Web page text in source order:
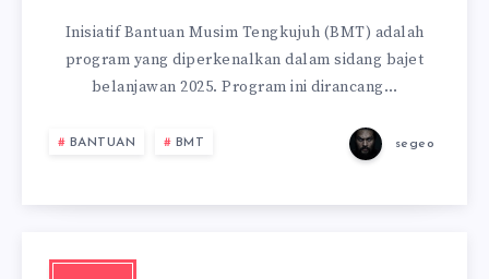
Inisiatif Bantuan Musim Tengkujuh (BMT) adalah
program yang diperkenalkan dalam sidang bajet
belanjawan 2025. Program ini dirancang…
BANTUAN BMT segeo